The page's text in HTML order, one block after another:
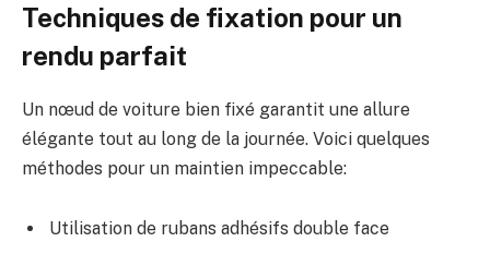
Techniques de fixation pour un
rendu parfait
Un nœud de voiture bien fixé garantit une allure
élégante tout au long de la journée. Voici quelques
méthodes pour un maintien impeccable:
Utilisation de rubans adhésifs double face